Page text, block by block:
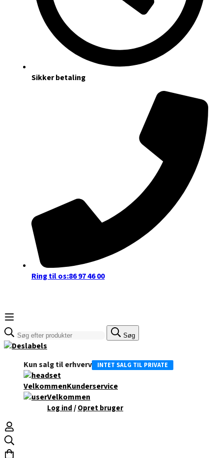
Sikker betaling
Ring til os:86 97 46 00
Søge
efter:
Søg
Kun salg til erhverv INTET SALG TIL PRIVATE
VelkommenKunderservice
Velkommen
Log ind/Opret bruger